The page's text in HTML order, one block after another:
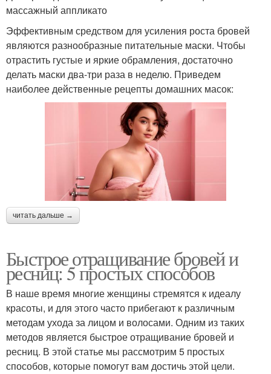
массажный аппликато
Эффективным средством для усиления роста бровей
являются разнообразные питательные маски. Чтобы
отрастить густые и яркие обрамления, достаточно
делать маски два-три раза в неделю. Приведем
наиболее действенные рецепты домашних масок:
читать дальше →
Быстрое отращивание бровей и
ресниц: 5 простых способов
В наше время многие женщины стремятся к идеалу
красоты, и для этого часто прибегают к различным
методам ухода за лицом и волосами. Одним из таких
методов является быстрое отращивание бровей и
ресниц. В этой статье мы рассмотрим 5 простых
способов, которые помогут вам достичь этой цели.